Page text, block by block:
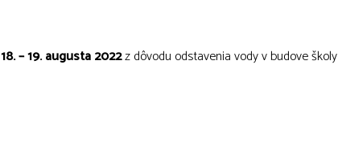
18. – 19. augusta 2022z dôvodu odstavenia vody v budove školy